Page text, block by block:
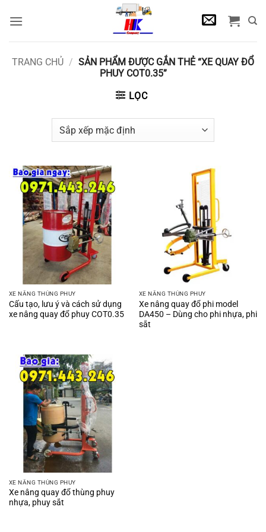
qua
TRANG CHỦ / SẢN PHẨM ĐƯỢC GẮN THẺ “XE QUAY ĐỔ
PHUY COT0.35”
LỌC
XE NÂNG THÙNG PHUY
Cấu tạo, lưu ý và cách sử dụng
xe nâng quay đổ phuy COT0.35
XE NÂNG THÙNG PHUY
Xe nâng quay đổ phi model
DA450 – Dùng cho phi nhựa, phi
sắt
XE NÂNG THÙNG PHUY
Xe nâng quay đổ thùng phuy
nhựa, phuy sắt